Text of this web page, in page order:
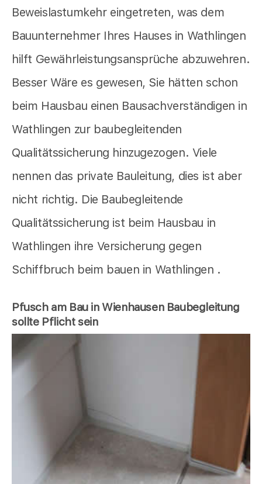
Beweislastumkehr eingetreten, was dem
Bauunternehmer Ihres Hauses in Wathlingen
hilft Gewährleistungsansprüche abzuwehren.
Besser Wäre es gewesen, Sie hätten schon
beim Hausbau einen Bausachverständigen in
Wathlingen zur baubegleitenden
Qualitätssicherung hinzugezogen. Viele
nennen das private Bauleitung, dies ist aber
nicht richtig. Die Baubegleitende
Qualitätssicherung ist beim Hausbau in
Wathlingen ihre Versicherung gegen
Schiffbruch beim bauen in Wathlingen .
Pfusch am Bau in Wienhausen Baubegleitung
sollte Pflicht sein